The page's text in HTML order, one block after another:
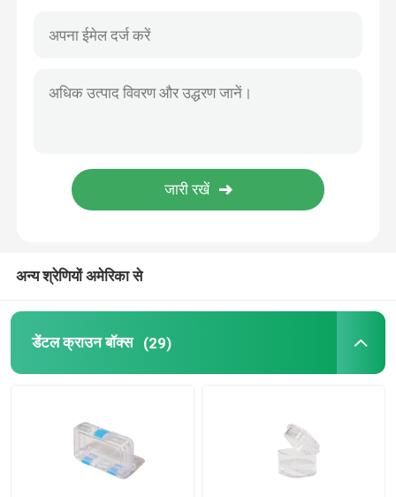
ऑर्थोडॉन्टिक केयर किट
डेंटल माउथ ओपनर
डेंटल पॉलिशिंग किट
डेन्चर क्लीनिंग ब्रश
लार बेदखलदार भागों
दंत उपभोग्य
अन्य श्रेणियों अमेरिका से
डेंटल क्राउन बॉक्स (29)